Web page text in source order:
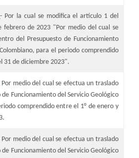
- Por la cual se modifica el artículo 1 del
febrero de 2023 "Por medio del cual se
del Presupuesto de Funcionamiento
para el periodo comprendido
31 de diciembre 2023".
Por medio del cual se efectua un traslado
Funcionamiento del Servicio Geológico
comprendido entre el 1° de enero y
Por medio del cual se efectua un traslado
Funcionamiento del Servicio Geológico